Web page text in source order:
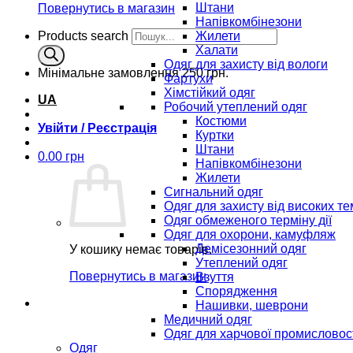
Повернутись в магазин
Products search
Мінімальне замовлення250 грн.
UA
Увійти / Реєстрація
0.00 грн
У кошику немає товарів.
Повернутись в магазин
Штани
Напівкомбінезони
Жилети
Халати
Одяг для захисту від вологи
Фартухи
Хімстійкий одяг
Робочий утеплений одяг
Костюми
Куртки
Штани
Напівкомбінезони
Жилети
Сигнальний одяг
Одяг для захисту від високих
Одяг обмеженого терміну дії
Одяг для охорони, камуфляж
Демісезонний одяг
Утеплений одяг
Взуття
Спорядження
Нашивки, шеврони
Медичний одяг
Одяг для харчової
Одяг